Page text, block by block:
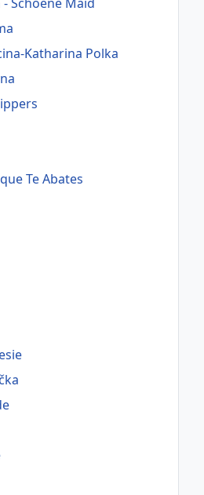
Katharina Polka
Te Abates